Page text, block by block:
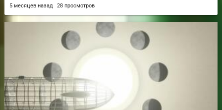
5 месяцев назад 28 просмотров